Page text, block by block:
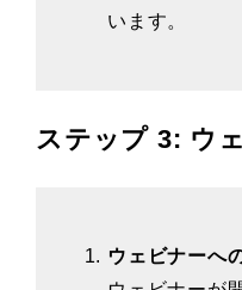
います。
ステップ 3: ウ
ウェビナーへ